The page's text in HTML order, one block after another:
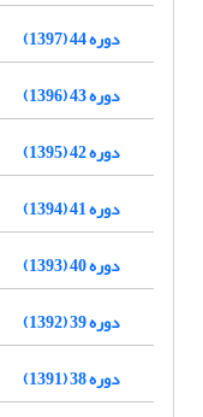
دوره 44 (1397)
دوره 43 (1396)
دوره 42 (1395)
دوره 41 (1394)
دوره 40 (1393)
دوره 39 (1392)
دوره 38 (1391)